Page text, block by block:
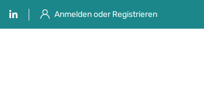
Linkedin
Anmelden oder Registrieren